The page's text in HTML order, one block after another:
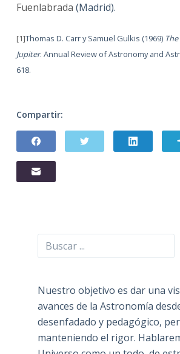
Fuenlabrada (Madrid).
[1]Thomas D. Carr y Samuel Gulkis (1969)
Jupiter. Annual Review of Astronomy and
618.
Compartir:
Buscar
Nuestro objetivo es dar una
avances de la Astronomía
desenfadado y pedagógico,
manteniendo el rigor.